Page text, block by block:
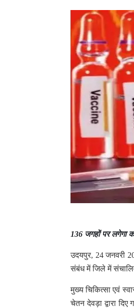
136 जगहों पर लगेगा
उदयपुर, 24 जनवरी
संबंध में जिले में
मुख्य चिकित्सा एवं
चेतन देवड़ा द्वारा